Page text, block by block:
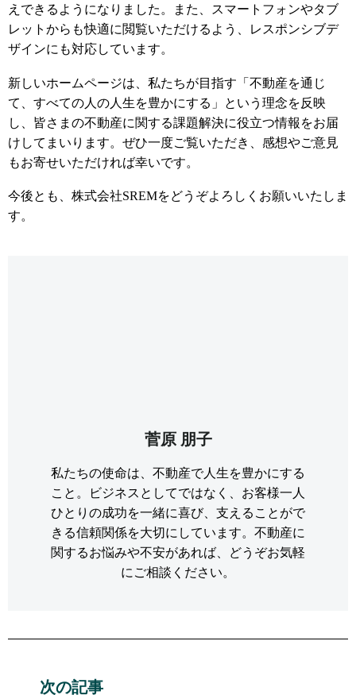
えできるようになりました。また、スマートフォンやタブ
レットからも快適に閲覧いただけるよう、レスポンシブデ
ザインにも対応しています。
新しいホームページは、私たちが目指す「不動産を通じ
て、すべての人の人生を豊かにする」という理念を反映
し、皆さまの不動産に関する課題解決に役立つ情報をお届
けしてまいります。ぜひ一度ご覧いただき、感想やご意見
もお寄せいただければ幸いです。
今後とも、株式会社SREMをどうぞよろしくお願いいたしま
す。
菅原 朋子
私たちの使命は、不動産で人生を豊かにする
こと。ビジネスとしてではなく、お客様一人
ひとりの成功を一緒に喜び、支えることがで
きる信頼関係を大切にしています。不動産に
関するお悩みや不安があれば、どうぞお気軽
にご相談ください。
次の記事